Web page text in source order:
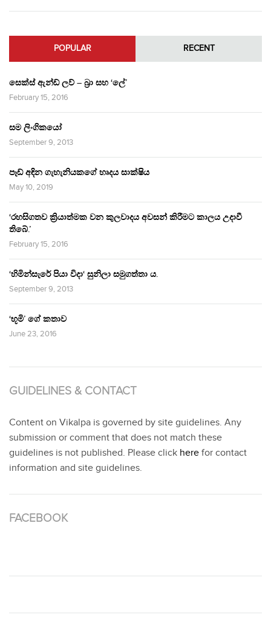
POPULAR RECENT
සෙක්ස් ඇන්ඩ් ලව් – බ්‍රා සහ ‘ලේ’
February 15, 2016
සම ලිංගිකයෝ
September 9, 2013
පෑඩ් අඳින ගැහැනියකගේ හෘදය සාක්ෂිය
May 10, 2019
‘රහසිගතව ක්‍රියාත්මක වන කුලවාදය අවසන් කිරීමට කාලය උදාවී
තිබේ.’
February 15, 2016
‘හිමින්සැරේ පියා විදා‘ සුනිලා සමුගත්තා ය.
September 9, 2013
‘භූමි’ ගේ කතාව
June 23, 2016
GUIDELINES & CONTACT
Content on Vikalpa is governed by site guidelines. Any
submission or comment that does not match these
guidelines is not published. Please click here for contact
information and site guidelines.
FACEBOOK